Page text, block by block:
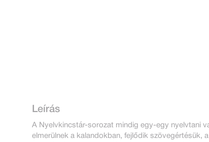
Leírás
A Nyelvkincstár-sorozat mindig egy-egy nyelvtani
elmerülnek a kalandokban, fejlődik szövegértésük,